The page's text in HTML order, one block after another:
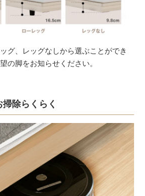
グ、レッグなしから選ぶことができ
の脚をお知らせください。
除らくらく